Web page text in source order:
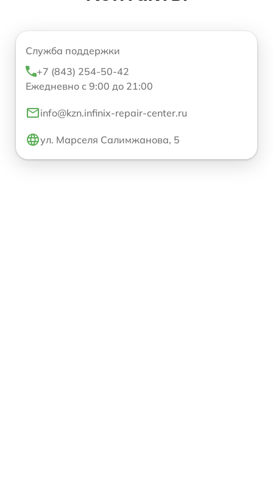
Служба поддержки
+7 (843) 254-50-42
Ежедневно с 9:00 до 21:00
info@kzn.infinix-repair-center.ru
ул. Марселя Салимжанова, 5